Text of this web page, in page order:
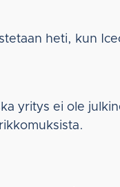
heti, kun
yritys ei ole